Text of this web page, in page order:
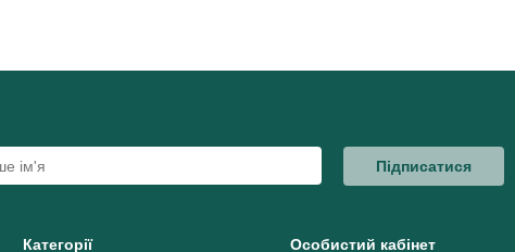
Підписатися
Категорії Особистий кабінет